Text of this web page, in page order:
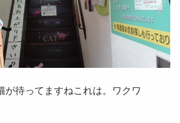
が待ってますねこれは。ワクワ